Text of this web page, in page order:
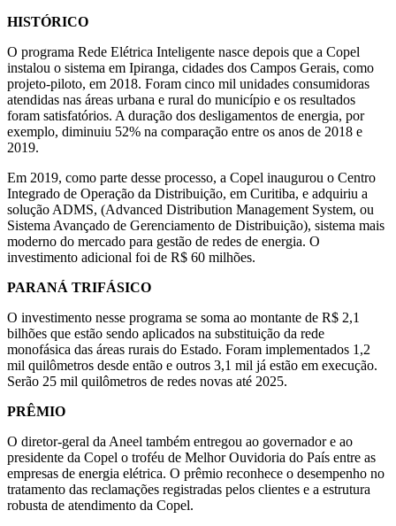
HISTÓRICO
O programa Rede Elétrica Inteligente nasce depois que a Copel
instalou o sistema em Ipiranga, cidades dos Campos Gerais, como
projeto-piloto, em 2018. Foram cinco mil unidades consumidoras
atendidas nas áreas urbana e rural do município e os resultados
foram satisfatórios. A duração dos desligamentos de energia, por
exemplo, diminuiu 52% na comparação entre os anos de 2018 e
2019.
Em 2019, como parte desse processo, a Copel inaugurou o Centro
Integrado de Operação da Distribuição, em Curitiba, e adquiriu a
solução ADMS, (Advanced Distribution Management System, ou
Sistema Avançado de Gerenciamento de Distribuição), sistema mais
moderno do mercado para gestão de redes de energia. O
investimento adicional foi de R$ 60 milhões.
PARANÁ TRIFÁSICO
O investimento nesse programa se soma ao montante de R$ 2,1
bilhões que estão sendo aplicados na substituição da rede
monofásica das áreas rurais do Estado. Foram implementados 1,2
mil quilômetros desde então e outros 3,1 mil já estão em execução.
Serão 25 mil quilômetros de redes novas até 2025.
PRÊMIO
O diretor-geral da Aneel também entregou ao governador e ao
presidente da Copel o troféu de Melhor Ouvidoria do País entre as
empresas de energia elétrica. O prêmio reconhece o desempenho no
tratamento das reclamações registradas pelos clientes e a estrutura
robusta de atendimento da Copel.